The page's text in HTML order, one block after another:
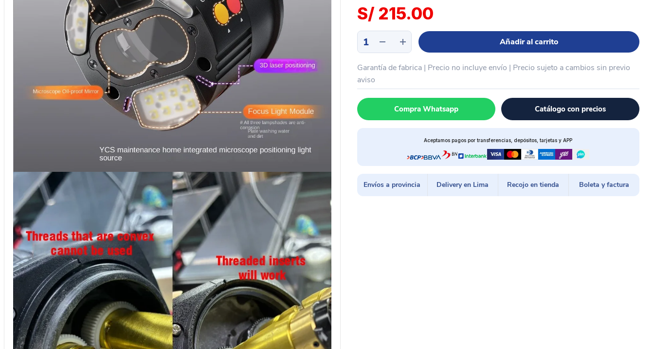
S/215.00
Lámpara
Led
para
microscopio
+
UV
+
infrarojo
Añadir al carrito
Garantía de fabrica | Precio no incluye envío | Precio sujeto a cambios sin previo
aviso
Compra Whatsapp Catálogo con precios
Aceptamos pagos por transferencias, depósitos, tarjetas y APP
Envíos a provincia Delivery en Lima Recojo en tienda Boleta y factura